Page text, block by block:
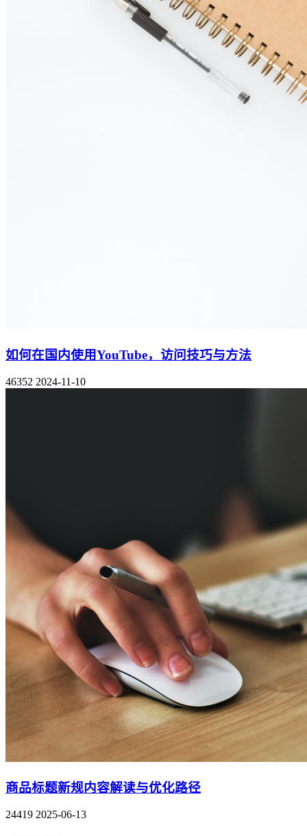
如何在国内使用YouTube，访问技巧与方法
46352 2024-11-10
商品标题新规内容解读与优化路径
24419 2025-06-13